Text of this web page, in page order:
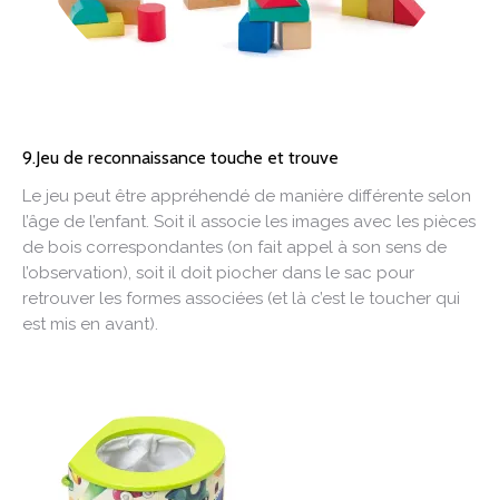
9.Jeu de reconnaissance touche et trouve
Le jeu peut être appréhendé de manière différente selon
l’âge de l’enfant. Soit il associe les images avec les pièces
de bois correspondantes (on fait appel à son sens de
l’observation), soit il doit piocher dans le sac pour
retrouver les formes associées (et là c’est le toucher qui
est mis en avant).